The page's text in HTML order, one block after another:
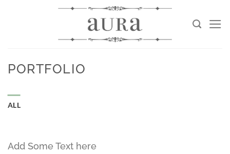
PORTFOLIO
ALL
Add Some Text here